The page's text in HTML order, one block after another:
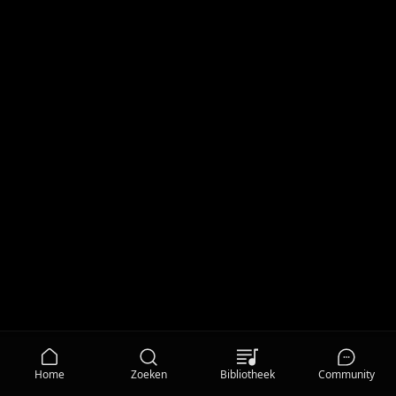
Home Zoeken Bibliotheek Community